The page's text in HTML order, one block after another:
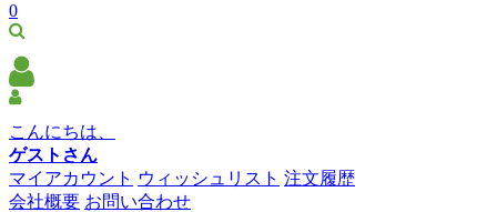
0
こんにちは、
ゲストさん
マイアカウント ウィッシュリスト 注文履歴
会社概要 お問い合わせ